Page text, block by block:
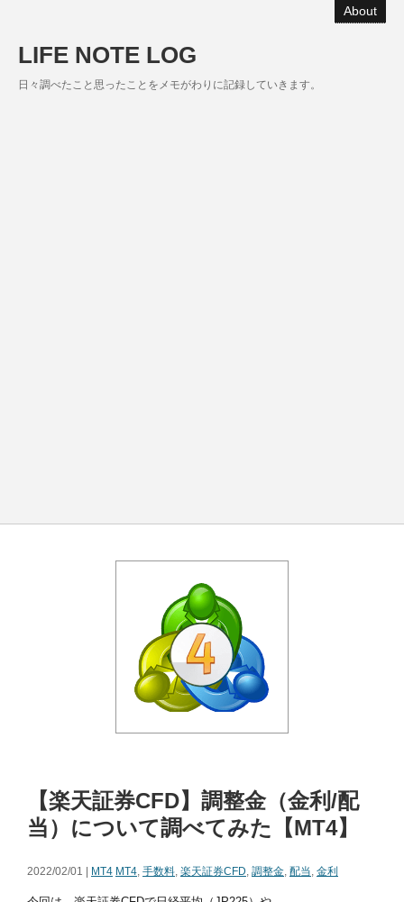
About
LIFE NOTE LOG
日々調べたこと思ったことをメモがわりに記録していきます。
【楽天証券CFD】調整金（金利/配
当）について調べてみた【MT4】
2022/02/01 | MT4 MT4, 手数料, 楽天証券CFD, 調整金, 配当, 金利